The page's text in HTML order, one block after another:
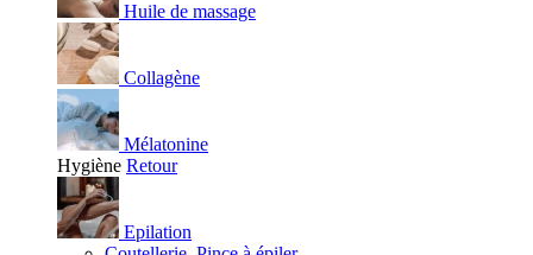
Huile de massage
Collagène
Mélatonine
Hygiène Retour
Epilation